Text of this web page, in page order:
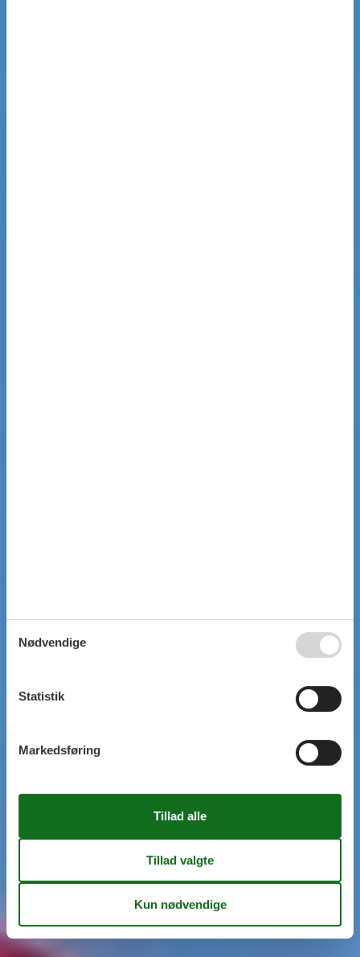
Nødvendige
Statistik
Markedsføring